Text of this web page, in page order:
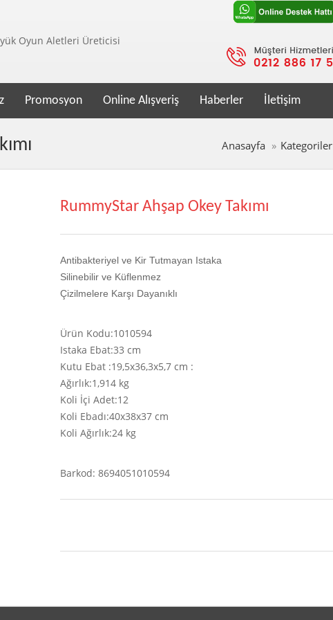
Oyun Aletleri Üreticisi
Promosyon Online Alışveriş Haberler İletişim
Anasayfa Kategoriler
RummyStar Ahşap Okey Takımı
Antibakteriyel ve Kir Tutmayan Istaka
Silinebilir ve Küflenmez
Çizilmelere Karşı Dayanıklı
Ürün Kodu:1010594
Istaka Ebat:33 cm
Kutu Ebat :19,5x36,3x5,7 cm :
Ağırlık:1,914 kg
Koli İçi Adet:12
Koli Ebadı:40x38x37 cm
Koli Ağırlık:24 kg
Barkod: 8694051010594